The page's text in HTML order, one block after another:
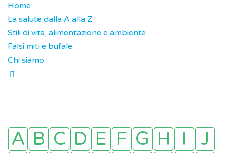
Home
La salute dalla A alla Z
Stili di vita, alimentazione e ambiente
Falsi miti e bufale
Chi siamo